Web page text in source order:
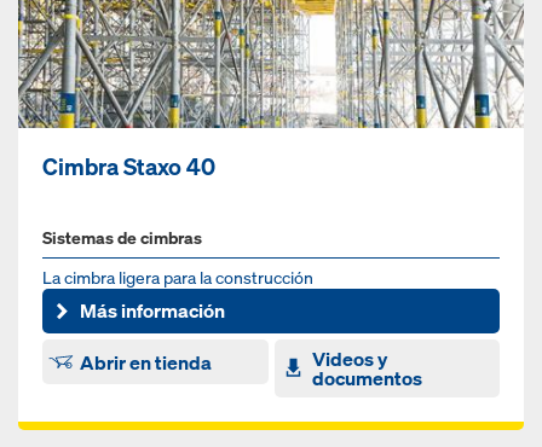
Cimbra Staxo 40
Sistemas de cimbras
La cimbra ligera para la construcción
Más información
Abrir en tienda
Videos y
documentos